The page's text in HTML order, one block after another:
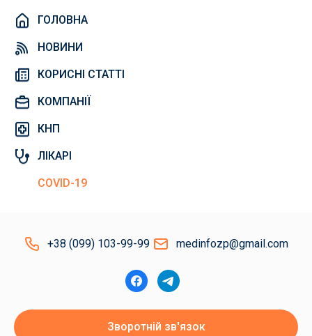
ГОЛОВНА
НОВИНИ
КОРИСНІ СТАТТІ
КОМПАНІЇ
КНП
ЛІКАРІ
COVID-19
+38 (099) 103-99-99 medinfozp@gmail.com
Зворотній зв'язок